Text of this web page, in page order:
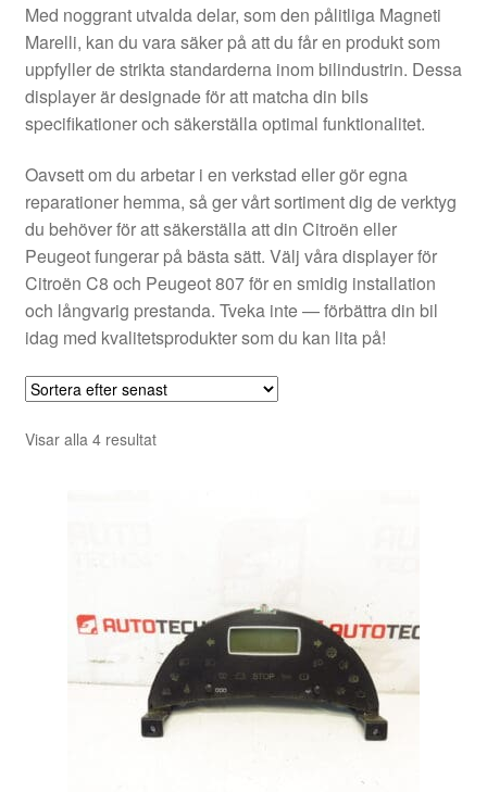
Reklamationsprocedur
Transport
Världsomspännande frakt
Villkor
Med noggrant utvalda delar, som den pålitliga Magneti
Marelli, kan du vara säker på att du får en produkt som
uppfyller de strikta standarderna inom bilindustrin. Dessa
displayer är designade för att matcha din bils
specifikationer och säkerställa optimal funktionalitet.
Oavsett om du arbetar i en verkstad eller gör egna
reparationer hemma, så ger vårt sortiment dig de verktyg
du behöver för att säkerställa att din Citroën eller
Peugeot fungerar på bästa sätt. Välj våra displayer för
Citroën C8 och Peugeot 807 för en smidig installation
och långvarig prestanda. Tveka inte — förbättra din bil
idag med kvalitetsprodukter som du kan lita på!
Visar alla 4 resultatSortera